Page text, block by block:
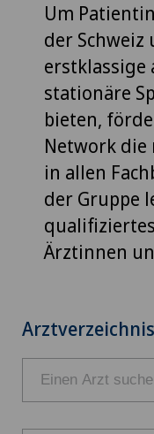
Um
der Schweiz
erstklassige
stationäre
bieten,
Network die
in allen
der Gruppe
Ärztinnen